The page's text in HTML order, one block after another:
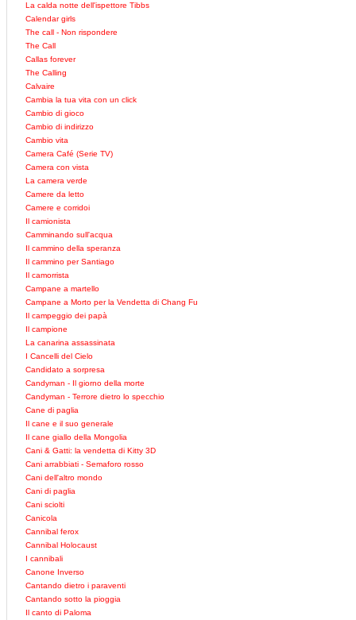
La calda notte dell'ispettore Tibbs
Calendar girls
The call - Non rispondere
The Call
Callas forever
The Calling
Calvaire
Cambia la tua vita con un click
Cambio di gioco
Cambio di indirizzo
Cambio vita
Camera Café (Serie TV)
Camera con vista
La camera verde
Camere da letto
Camere e corridoi
Il camionista
Camminando sull'acqua
Il cammino della speranza
Il cammino per Santiago
Il camorrista
Campane a martello
Campane a Morto per la Vendetta di Chang Fu
Il campeggio dei papà
Il campione
La canarina assassinata
I Cancelli del Cielo
Candidato a sorpresa
Candyman - Il giorno della morte
Candyman - Terrore dietro lo specchio
Cane di paglia
Il cane e il suo generale
Il cane giallo della Mongolia
Cani & Gatti: la vendetta di Kitty 3D
Cani arrabbiati - Semaforo rosso
Cani dell'altro mondo
Cani di paglia
Cani sciolti
Canicola
Cannibal ferox
Cannibal Holocaust
I cannibali
Canone Inverso
Cantando dietro i paraventi
Cantando sotto la pioggia
Il canto di Paloma